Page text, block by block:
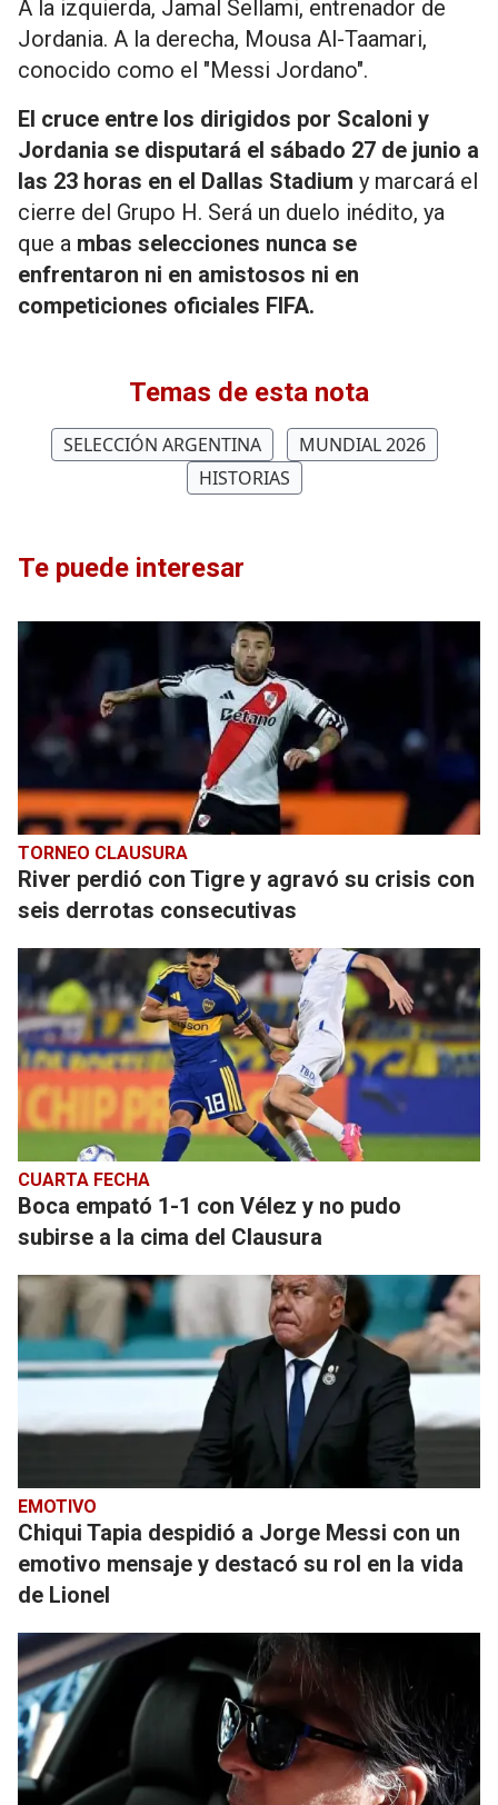
A la izquierda, Jamal Sellami, entrenador de
Jordania. A la derecha, Mousa Al-Taamari,
conocido como el "Messi Jordano".
El cruce entre los dirigidos por Scaloni y
Jordania se disputará el sábado 27 de junio a
las 23 horas en el Dallas Stadium y marcará el
cierre del Grupo H. Será un duelo inédito, ya
que a mbas selecciones nunca se
enfrentaron ni en amistosos ni en
competiciones oficiales FIFA.
Temas de esta nota
SELECCIÓN ARGENTINA
MUNDIAL 2026
HISTORIAS
Te puede interesar
TORNEO CLAUSURA
River perdió con Tigre y agravó su crisis con
seis derrotas consecutivas
CUARTA FECHA
Boca empató 1-1 con Vélez y no pudo
subirse a la cima del Clausura
EMOTIVO
Chiqui Tapia despidió a Jorge Messi con un
emotivo mensaje y destacó su rol en la vida
de Lionel